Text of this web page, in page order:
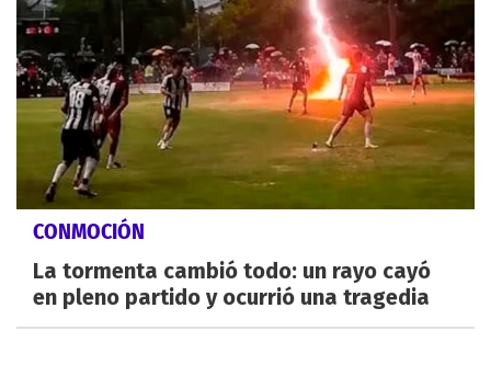
CONMOCIÓN
La tormenta cambió todo: un rayo cayó
en pleno partido y ocurrió una tragedia